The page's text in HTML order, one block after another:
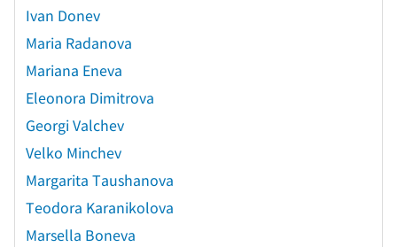
Ivan Donev
Maria Radanova
Mariana Eneva
Eleonora Dimitrova
Georgi Valchev
Velko Minchev
Margarita Taushanova
Teodora Karanikolova
Marsella Boneva